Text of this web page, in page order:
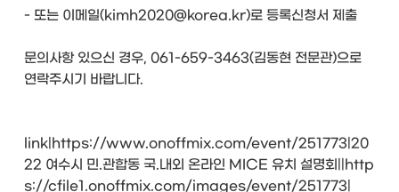
- 또는 이메일(kimh2020@korea.kr)로 등록신청서 제출
문의사항 있으신 경우, 061-659-3463(김동현 전문관)으로
연락주시기 바랍니다.
link|https://www.onoffmix.com/event/251773|20
22 여수시 민.관합동 국.내외 온라인 MICE 유치 설명회||http
s://cfile1.onoffmix.com/images/event/251773|